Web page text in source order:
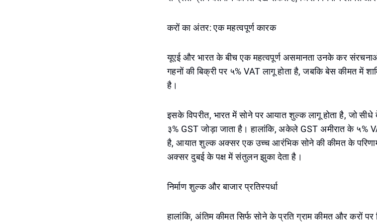
करों का अंतर: एक महत्वपूर्ण कारक
यूएई और भारत के बीच एक महत्वपूर्ण असमानता उनके कर
गहनों की बिक्री पर ५% VAT लागू होता है, जबकि बेस कीमत में
है।
इसके विपरीत, भारत में सोने पर आयात शुल्क लागू होता है, जो
३% GST जोड़ा जाता है। हालांकि, अकेले GST अमीरात के ५%
है, आयात शुल्क अक्सर एक उच्च आरंभिक सोने की कीमत के
अक्सर दुबई के पक्ष में संतुलन झुका देता है।
निर्माण शुल्क और बाजार प्रतिस्पर्धा
हालांकि, अंतिम कीमत सिर्फ सोने के प्रति ग्राम कीमत और करों पर